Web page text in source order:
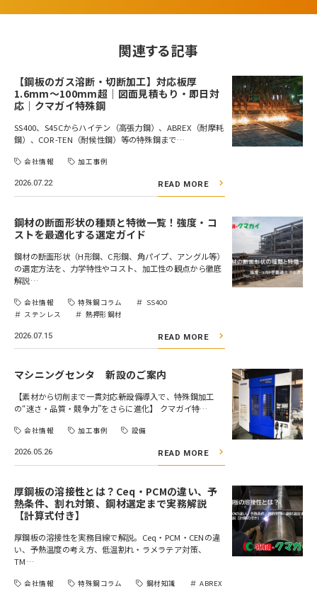
関連する記事
【鋼板のガス溶断・切断加工】対応板厚
1.6mm～100mm超｜図面見積もり・即日対
応｜クマガイ特殊鋼
SS400、S45Cからハイテン（高張力鋼）、ABREX（耐摩耗
鋼）、COR-TEN（耐候性鋼）等の特殊鋼まで…
会社情報 加工事例
2026.07.22 READ MORE
鋼材の断面形状の種類と特徴一覧！強度・コ
ストを最適化する選定ガイド
鋼材の断面形状（H形鋼、C形鋼、角パイプ、アングル等）
の選定方法を、力学特性やコスト、加工性の観点から徹底
解説…
会社情報 特殊鋼コラム
SS400
ステンレス
熱押形鋼材
2026.07.15 READ MORE
マシニングセンタ 新設のご案内
【素材から切削まで一貫対応――新設備導入で、特殊鋼加工
の“速さ・品質・競争力”をさらに進化】 クマガイ特…
会社情報 加工事例 設備
2026.05.26 READ MORE
厚鋼板の溶接性とは？Ceq・PCMの違い、予
熱条件、割れ対策、鋼材選定まで実務解説
【計算式付き】
厚鋼板の溶接性を実務目線で解説。Ceq・PCM・CENの違
い、予熱温度の考え方、低温割れ・ラメラテア対策、
TM…
会社情報 特殊鋼コラム 鋼材知識
ABREX